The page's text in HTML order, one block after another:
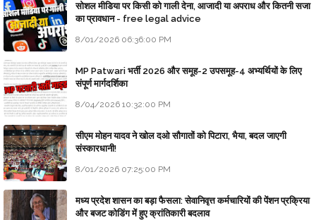
सोशल मीडिया पर किसी को गाली देना, आजादी या अपराध और कितनी सजा
का प्रावधान - free legal advice
8/01/2026 06:36:00 PM
MP Patwari भर्ती 2026 और समूह-2 उपसमूह-4 अभ्यर्थियों के लिए
संपूर्ण मार्गदर्शिका
8/04/2026 10:32:00 PM
सीएम मोहन यादव ने खोल दओ सौगातों को पिटारा, भैया, बदल जाएगी
संस्कारधानी!
8/01/2026 07:25:00 PM
मध्य प्रदेश शासन का बड़ा फैसला: सेवानिवृत्त कर्मचारियों की पेंशन प्रक्रिया
और बजट कोडिंग में हुए क्रांतिकारी बदलाव